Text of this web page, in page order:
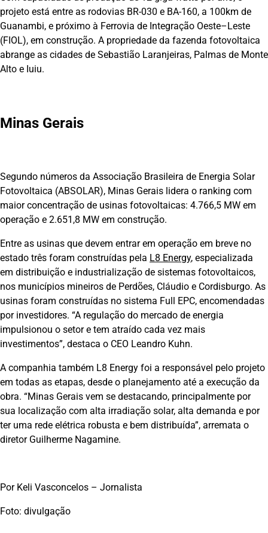
projeto está entre as rodovias BR-030 e BA-160, a 100km de
Guanambi, e próximo à Ferrovia de Integração Oeste–Leste
(FIOL), em construção. A propriedade da fazenda fotovoltaica
abrange as cidades de Sebastião Laranjeiras, Palmas de Monte
Alto e Iuiu.
Minas Gerais
Segundo números da Associação Brasileira de Energia Solar
Fotovoltaica (ABSOLAR), Minas Gerais lidera o ranking com
maior concentração de usinas fotovoltaicas: 4.766,5 MW em
operação e 2.651,8 MW em construção.
Entre as usinas que devem entrar em operação em breve no
estado três foram construídas pela L8 Energy, especializada
em distribuição e industrialização de sistemas fotovoltaicos,
nos municípios mineiros de Perdões, Cláudio e Cordisburgo. As
usinas foram construídas no sistema Full EPC, encomendadas
por investidores. “A regulação do mercado de energia
impulsionou o setor e tem atraído cada vez mais
investimentos”, destaca o CEO Leandro Kuhn.
A companhia também L8 Energy foi a responsável pelo projeto
em todas as etapas, desde o planejamento até a execução da
obra. “Minas Gerais vem se destacando, principalmente por
sua localização com alta irradiação solar, alta demanda e por
ter uma rede elétrica robusta e bem distribuída”, arremata o
diretor Guilherme Nagamine.
Por Keli Vasconcelos – Jornalista
Foto: divulgação